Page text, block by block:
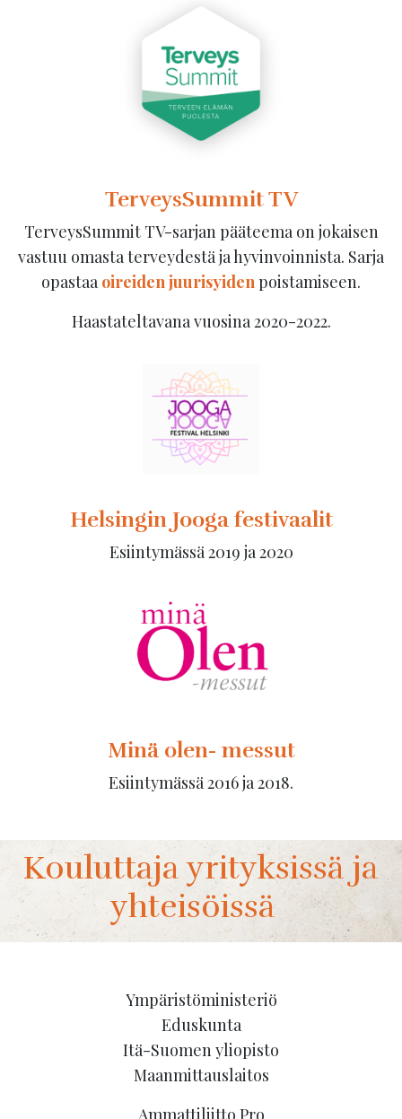
TerveysSummit TV
TerveysSummit TV-sarjan pääteema on jokaisen
vastuu omasta terveydestä ja hyvinvoinnista. Sarja
opastaa oireiden juurisyiden poistamiseen.
Haastateltavana vuosina 2020-2022.
Helsingin Jooga festivaalit
Esiintymässä 2019 ja 2020
Minä olen- messut
Esiintymässä 2016 ja 2018.
Kouluttaja yrityksissä ja
yhteisöissä
Ympäristöministeriö
Eduskunta
Itä-Suomen yliopisto
Maanmittauslaitos
Ammattiliitto Pro